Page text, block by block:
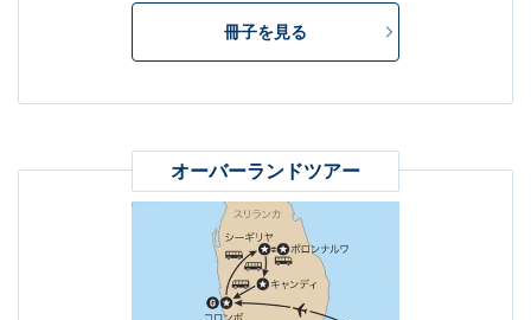
冊子を見る
オーバーランドツアー